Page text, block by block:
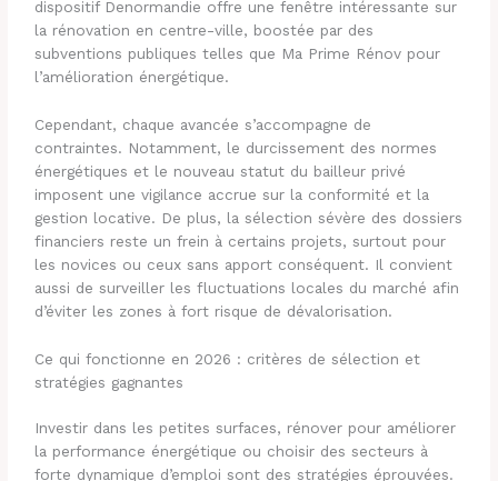
dispositif Denormandie offre une fenêtre intéressante sur
la rénovation en centre-ville, boostée par des
subventions publiques telles que Ma Prime Rénov pour
l’amélioration énergétique.
Cependant, chaque avancée s’accompagne de
contraintes. Notamment, le durcissement des normes
énergétiques et le nouveau statut du bailleur privé
imposent une vigilance accrue sur la conformité et la
gestion locative. De plus, la sélection sévère des dossiers
financiers reste un frein à certains projets, surtout pour
les novices ou ceux sans apport conséquent. Il convient
aussi de surveiller les fluctuations locales du marché afin
d’éviter les zones à fort risque de dévalorisation.
Ce qui fonctionne en 2026 : critères de sélection et
stratégies gagnantes
Investir dans les petites surfaces, rénover pour améliorer
la performance énergétique ou choisir des secteurs à
forte dynamique d’emploi sont des stratégies éprouvées.